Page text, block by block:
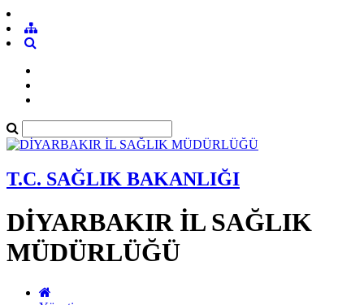
T.C. SAĞLIK BAKANLIĞI
DİYARBAKIR İL SAĞLIK
MÜDÜRLÜĞÜ